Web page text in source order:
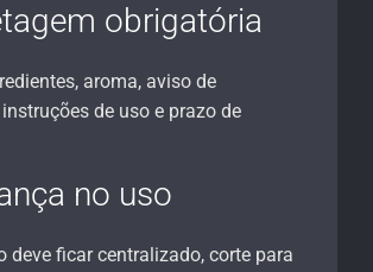
obrigatória
aroma, aviso de
de uso e prazo de
no uso
deve ficar centralizado, corte para